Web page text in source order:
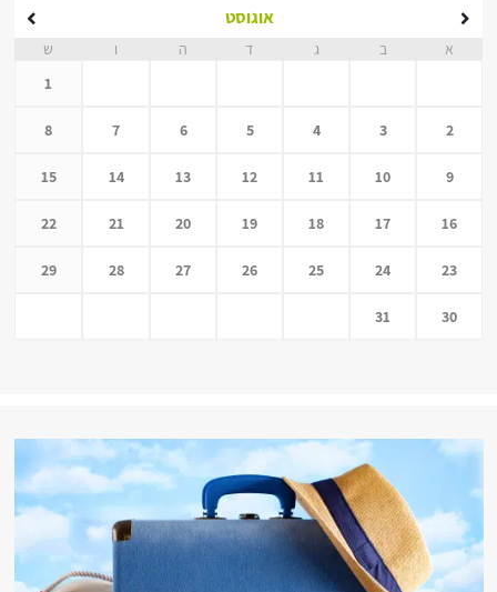
אוגוסט
א ב ג ד ה ו
ש
1
2
3
4
5
6
7
8
9
10
11
12
13
14
15
16
17
18
19
20
21
22
23
24
25
26
27
28
29
30
31